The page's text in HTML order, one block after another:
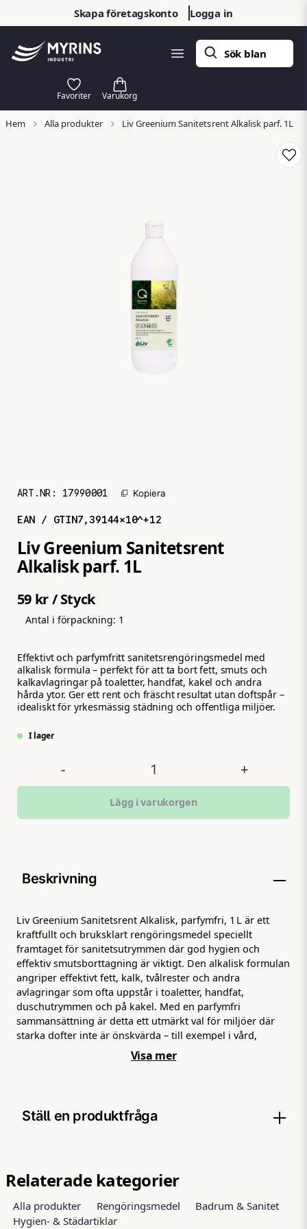
Skapa företagskonto Logga in
Hem Alla produkter Liv Greenium Sanitetsrent Alkalisk parf. 1L
ART.NR: 17990001 Kopiera
EAN / GTIN7,39144×10^+12
Liv Greenium Sanitetsrent
Alkalisk parf. 1L
59 kr/ Styck
Antal i förpackning: 1
Effektivt och parfymfritt sanitetsrengöringsmedel med
alkalisk formula – perfekt för att ta bort fett, smuts och
kalkavlagringar på toaletter, handfat, kakel och andra
hårda ytor. Ger ett rent och fräscht resultat utan doftspår –
idealiskt för yrkesmässig städning och offentliga miljöer.
I lager
- +
Lägg i varukorgen
Beskrivning
Liv Greenium Sanitetsrent Alkalisk, parfymfri, 1 L är ett
kraftfullt och bruksklart rengöringsmedel speciellt
framtaget för sanitetsutrymmen där god hygien och
effektiv smutsborttagning är viktigt. Den alkalisk formulan
angriper effektivt fett, kalk, tvålrester och andra
avlagringar som ofta uppstår i toaletter, handfat,
duschutrymmen och på kakel. Med en parfymfri
sammansättning är detta ett utmärkt val för miljöer där
starka dofter inte är önskvärda – till exempel i vård,
äldreboenden, skolor eller andra offentliga utrymmen där
känslighet för doft är viktigt. Produkten är används direkt
är utvecklad för att verka direkt på ytan – spraya eller
applicera på en mikrofiberduk, låt verka en kort stund och
kompakta och ergonomiska 1 L‑förpackning är
sanitetsrengöraren smidig att placera i städvagnar, under
diskbänk eller i städskåp – alltid redo när det är dags för
snabb och effektiv rengöring. Sammanfattningsvis är Liv
Visa mer
Ställ en produktfråga
Relaterade kategorier
Alla produkter Rengöringsmedel
Badrum & Sanitet
Hygien- & Städartiklar